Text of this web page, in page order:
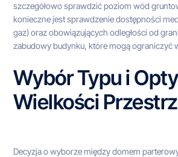
szczegółowo sprawdzić poziom wód
konieczne jest sprawdzenie dostępności
gaz) oraz obowiązujących odległości od
zabudowy budynku, które mogą ograniczyć
Wybór Typu i
Wielkości
Decyzja o wyborze między domem